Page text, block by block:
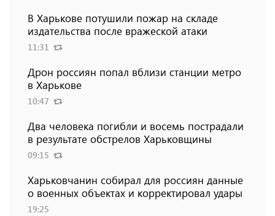
В Харькове потушили пожар на складе
издательства после вражеской атаки
11:31
Дрон россиян попал вблизи станции метро
в Харькове
10:47
Два человека погибли и восемь пострадали
в результате обстрелов Харьковщины
09:15
Харьковчанин собирал для россиян данные
о военных объектах и ​​корректировал удары
19:25